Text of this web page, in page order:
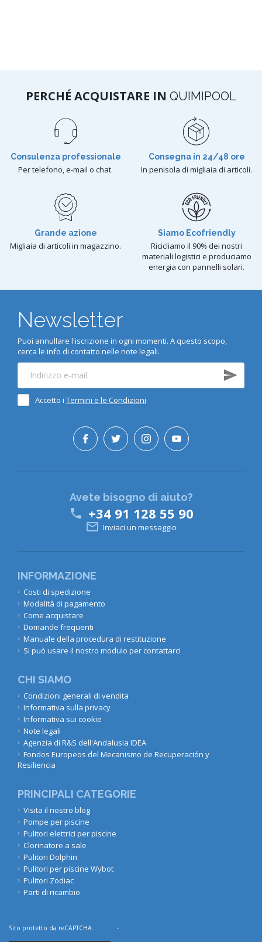
PERCHÉ ACQUISTARE IN QUIMIPOOL
Consulenza professionale
Per telefono, e-mail o chat.
Consegna in 24/48 ore
In penisola di migliaia di articoli.
Grande azione
Migliaia di articoli in magazzino.
Siamo Ecofriendly
Ricicliamo il 90% dei nostri
materiali logistici e produciamo
energia con pannelli solari.
Newsletter
Puoi annullare l'iscrizione in ogni momenti. A questo scopo,
cerca le info di contatto nelle note legali.
Accetto i Termini e le Condizioni
INFORMAZIONE
Costi di spedizione
Modalità di pagamento
Come acquistare
Domande frequenti
Manuale della procedura di restituzione
Si può usare il nostro modulo per contattarci
CHI SIAMO
Condizioni generali di vendita
Informativa sulla privacy
Informativa sui cookie
Note legali
Agenzia di R&S dell'Andalusia IDEA
Fondos Europeos del Mecanismo de Recuperación y
Resiliencia
PRINCIPALI CATEGORIE
Visita il nostro blog
Pompe per piscine
Pulitori elettrici per piscine
Clorinatore a sale
Pulitori Dolphin
Pulitori per piscine Wybot
Pulitori Zodiac
Parti di ricambio
Avete bisogno di aiuto?
 +34 91 128 55 90
 Inviaci un messaggio
Sito protetto da reCAPTCHA. -